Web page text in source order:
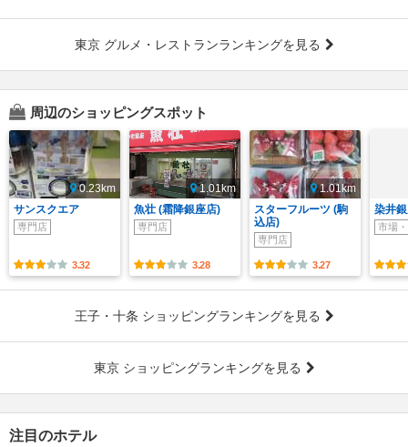
東京 グルメ・レストランランキングを見る
周辺のショッピングスポット
0.23km
サンスクエア
専門店
3.32
1.01km
魚壮 (霜降銀座店)
専門店
3.28
1.01km
スターフルーツ (駒
込店)
専門店
3.27
染井
市場
王子・十条 ショッピングランキングを見る
東京 ショッピングランキングを見る
注目のホテル